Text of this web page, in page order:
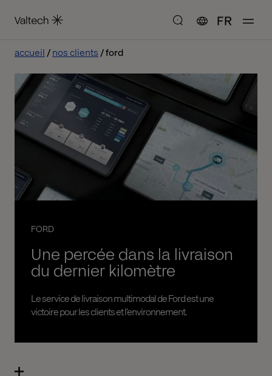
FR
accueil nos clients ford
FORD
Une percée dans la livraison
du dernier kilomètre
Le service de livraison multimodal de Ford est une
victoire pour les clients et l’environnement.